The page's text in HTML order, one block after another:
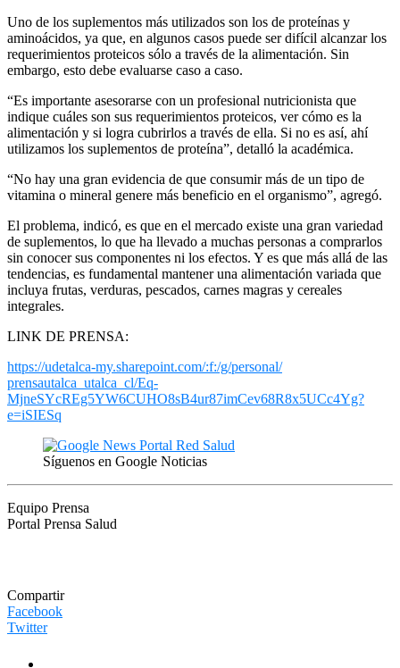
Uno de los suplementos más utilizados son los de proteínas y
aminoácidos, ya que, en algunos casos puede ser difícil alcanzar los
requerimientos proteicos sólo a través de la alimentación. Sin
embargo, esto debe evaluarse caso a caso.
“Es importante asesorarse con un profesional nutricionista que
indique cuáles son sus requerimientos proteicos, ver cómo es la
alimentación y si logra cubrirlos a través de ella. Si no es así, ahí
utilizamos los suplementos de proteína”, detalló la académica.
“No hay una gran evidencia de que consumir más de un tipo de
vitamina o mineral genere más beneficio en el organismo”, agregó.
El problema, indicó, es que en el mercado existe una gran variedad
de suplementos, lo que ha llevado a muchas personas a comprarlos
sin conocer sus componentes ni los efectos. Y es que más allá de las
tendencias, es fundamental mantener una alimentación variada que
incluya frutas, verduras, pescados, carnes magras y cereales
integrales.
LINK DE PRENSA:
https://udetalca-my.sharepoint.com/:f:/g/personal/
prensautalca_utalca_cl/Eq-
MjneSYcREg5YW6CUHO8sB4ur87imCev68R8x5UCc4Yg?
e=iSIESq
Síguenos en Google Noticias
Equipo Prensa
Portal Prensa Salud
Compartir
Facebook
Twitter